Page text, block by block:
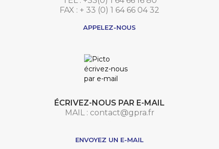
FAX : + 33 (0) 1 64 66 04 32
APPELEZ-NOUS
ÉCRIVEZ-NOUS PAR E-MAIL
MAIL : contact@gpra.fr
ENVOYEZ UN E-MAIL